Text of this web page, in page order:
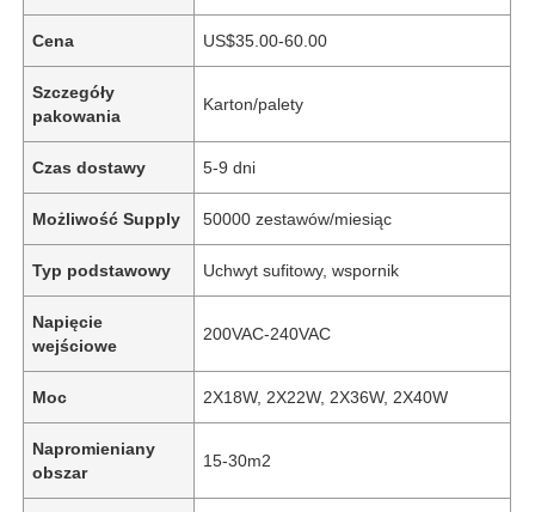
Cena US$35.00-60.00
Szczegóły
pakowania
Karton/palety
Czas dostawy 5-9 dni
Możliwość Supply 50000 zestawów/miesiąc
Typ podstawowy Uchwyt sufitowy, wspornik
Napięcie
wejściowe
200VAC-240VAC
Moc 2X18W, 2X22W, 2X36W, 2X40W
Napromieniany
obszar
15-30m2